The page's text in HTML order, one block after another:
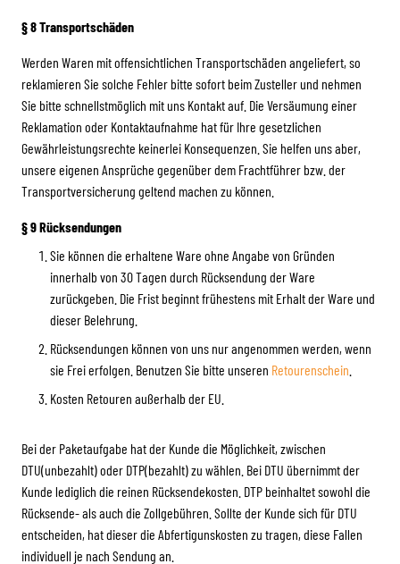
§ 8 Transportschäden
Werden Waren mit offensichtlichen Transportschäden angeliefert, so
reklamieren Sie solche Fehler bitte sofort beim Zusteller und nehmen
Sie bitte schnellstmöglich mit uns Kontakt auf. Die Versäumung einer
Reklamation oder Kontaktaufnahme hat für Ihre gesetzlichen
Gewährleistungsrechte keinerlei Konsequenzen. Sie helfen uns aber,
unsere eigenen Ansprüche gegenüber dem Frachtführer bzw. der
Transportversicherung geltend machen zu können.
§ 9 Rücksendungen
Sie können die erhaltene Ware ohne Angabe von Gründen
innerhalb von 30 Tagen durch Rücksendung der Ware
zurückgeben. Die Frist beginnt frühestens mit Erhalt der Ware und
dieser Belehrung.
Rücksendungen können von uns nur angenommen werden, wenn
sie Frei erfolgen. Benutzen Sie bitte unseren Retourenschein
Kosten Retouren außerhalb der EU.
Bei der Paketaufgabe hat der Kunde die Möglichkeit, zwischen
DTU(unbezahlt) oder DTP(bezahlt) zu wählen. Bei DTU übernimmt der
Kunde lediglich die reinen Rücksendekosten. DTP beinhaltet sowohl die
Rücksende- als auch die Zollgebühren. Sollte der Kunde sich für DTU
entscheiden, hat dieser die Abfertigunskosten zu tragen, diese Fallen
individuell je nach Sendung an.